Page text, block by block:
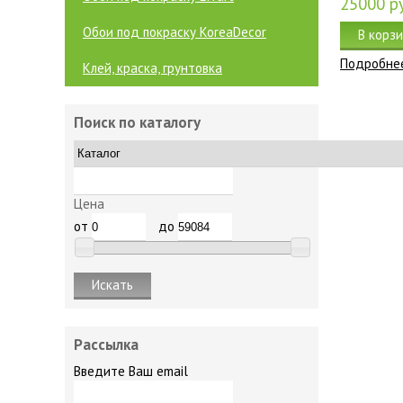
Обои под покраску KoreaDecor
Клей, краска, грунтовка
Поиск по каталогу
Цена
от
до
Рассылка
Введите Ваш email
В